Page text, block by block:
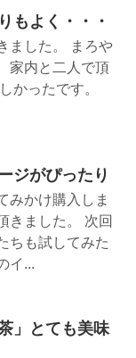
もよく・・・
ました。 まろや
家内と二人で頂
かったです。
ジがぴったり
みかけ購入しま
きました。 次回
ちも試してみた
イ...
」とても美味